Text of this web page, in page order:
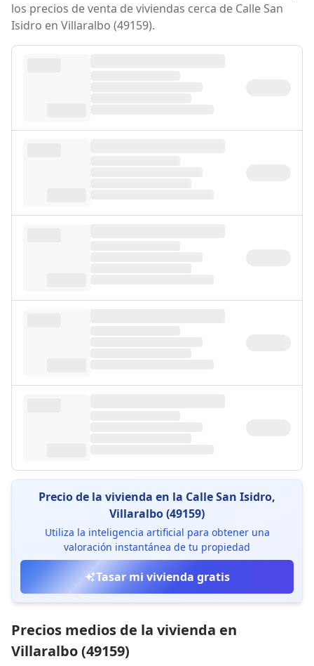
los precios de venta de viviendas cerca de Calle San
Isidro en Villaralbo (49159).
Precio de la vivienda en la Calle San Isidro,
Villaralbo (49159)
Utiliza la inteligencia artificial para obtener una
valoración instantánea de tu propiedad
Tasar mi vivienda gratis
Precios medios de la vivienda en
Villaralbo (49159)